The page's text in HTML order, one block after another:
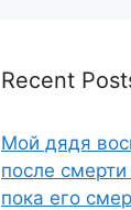
Recent
Мой дядя
после
пока его